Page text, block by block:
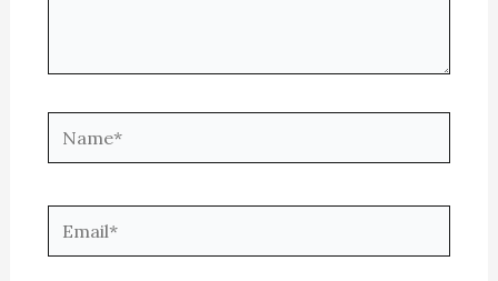
Name*
Email*